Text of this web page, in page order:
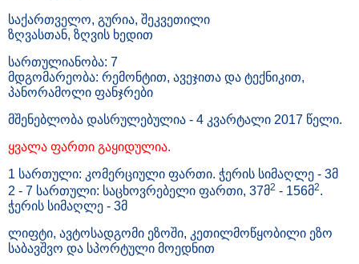
საქართველო, გურია, შეკვეთილი
ზღვასთან, ზღვის ხედით
სართულიანობა: 7
მდგომარეობა: რემონტით, ავეჯითა და ტექნიკით,
პანორამოლი ფანჯრები
მშენებლობა დასრულებულია - 4 კვარტალი 2017 წელი.
ყვალა ფართი გაყიდულია.
1 სართული: კომერციული ფართი. ჭერის სიმაღლე - 3მ
2 - 7 სართული: საცხოვრებელი ფართი, 37მ2 - 156მ2.
ჭერის სიმაღლე - 3მ
ლიფტი, ავტოსადგომი ეზოში, კეთილმოწყობილი ეზო
საბავშვო და სპორტული მოედნით